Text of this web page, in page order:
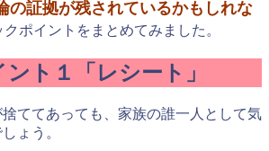
の証拠が残されているかもしれな
ポイントをまとめてみました。
ト１「レシート」
ててあっても、家族の誰一人として気
ょう。